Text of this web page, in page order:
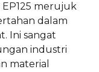
merujuk
dalam
Ini sangat
industri
material